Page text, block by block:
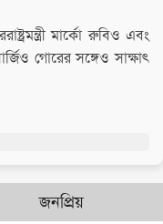
মার্কো রুবিও এবং
গোরের সঙ্গেও সাক্ষাৎ
জনপ্রিয়